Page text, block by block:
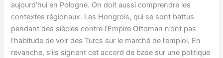
aujourd’hui en Pologne. On doit aussi comprendre les
contextes régionaux. Les Hongrois, qui se sont battus
pendant des siècles contre l’Empire Ottoman n’ont pas
l’habitude de voir des Turcs sur le marché de l’emploi. En
revanche, s’ils signent cet accord de base sur une politique